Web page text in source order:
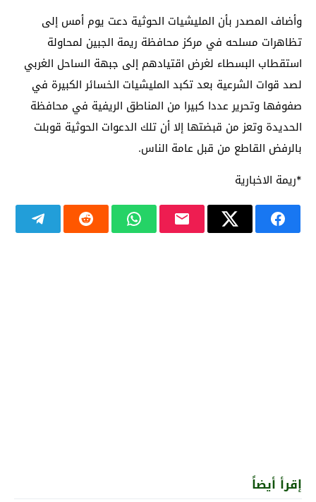
وأضاف المصدر بأن المليشيات الحوثية دعت يوم أمس إلى
تظاهرات مسلحه في مركز محافظة ريمة الجبين لمحاولة
استقطاب البسطاء لغرض اقتيادهم إلى جبهة الساحل الغربي
لصد قوات الشرعية بعد تكبد المليشيات الخسائر الكبيرة في
صفوفها وتحرير عددا كبيرا من المناطق الريفية في محافظة
الحديدة وتعز من قبضتها إلا أن تلك الدعوات الحوثية قوبلت
بالرفض القاطع من قبل عامة الناس.
*ريمة الاخبارية
إقرأ أيضاً